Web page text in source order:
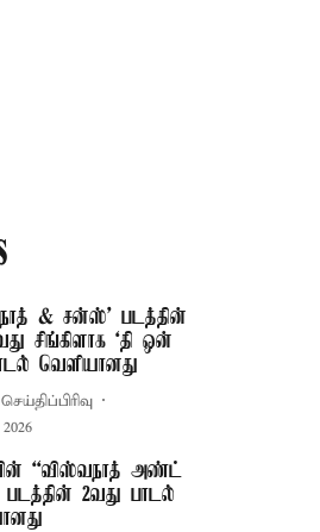
& சன்ஸ்' படத்தின்
சிங்கிளாக `தி ஒன்
வெளியானது
“விஸ்வநாத் அண்ட்
2வது பாடல்